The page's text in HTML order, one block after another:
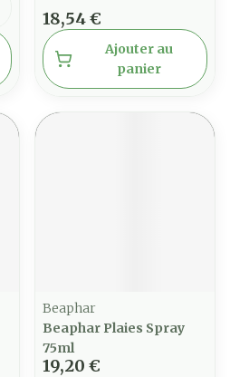
18,54 €
Ajouter au
panier
Beaphar
Beaphar Plaies Spray
75ml
19,20 €